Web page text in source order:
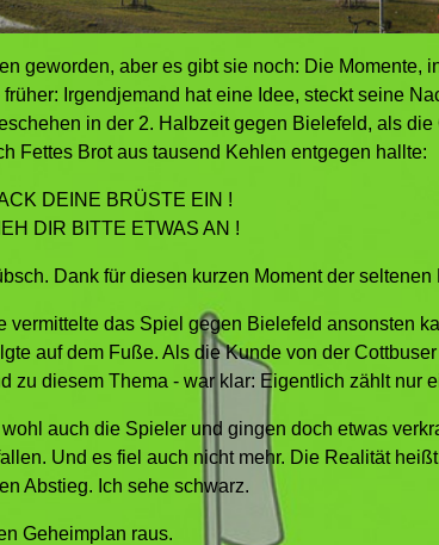
geworden, aber es gibt sie noch: Die Momente,
Irgendjemand hat eine Idee, steckt seine
in der 2. Halbzeit gegen Bielefeld, als
Fettes Brot aus tausend Kehlen entgegen hallte:
DEINE BRÜSTE EIN !
DIR BITTE ETWAS AN !
Dank für diesen kurzen Moment der seltenen
vermittelte das Spiel gegen Bielefeld ansonsten
auf dem Fuße. Als die Kunde von der
zu diesem Thema - war klar: Eigentlich zählt nur
auch die Spieler und gingen doch etwas
Und es fiel auch nicht mehr. Die Realität
Abstieg. Ich sehe schwarz.
Geheimplan raus.